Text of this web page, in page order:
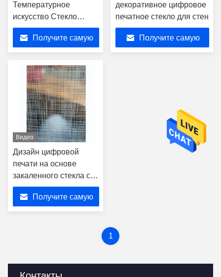
Температурное
искусство Стекло
Стекло Душевые
стеновые панели для
интерьера
Получите самую
декоративное цифровое
печатное стекло для стен
Получите самую
Видео
Дизайн цифровой
печати на основе
закаленного стекла с
настраиваемой
кислотой AG SGCC
Получите самую
1